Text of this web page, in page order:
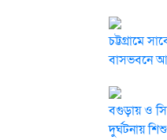
চট্টগ্রামে
বাসভবনে
বগুড়ায় ও
দুর্ঘটনায়